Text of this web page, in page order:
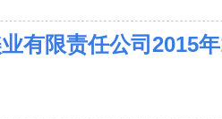
有限责任公司2015